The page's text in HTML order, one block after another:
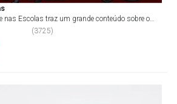
nas Escolas traz um grande conteúdo sobre o
ambiente esc...
(3725)